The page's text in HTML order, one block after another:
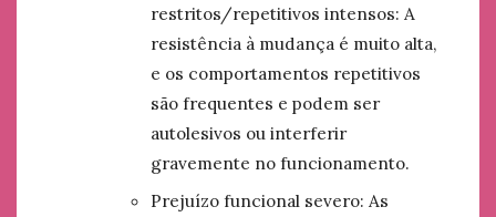
restritos/repetitivos intensos: A
resistência à mudança é muito alta,
e os comportamentos repetitivos
são frequentes e podem ser
autolesivos ou interferir
gravemente no funcionamento.
Prejuízo funcional severo: As